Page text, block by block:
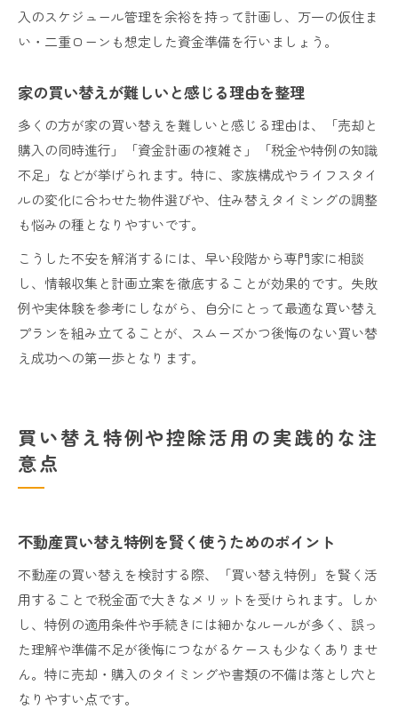
入のスケジュール管理を余裕を持って計画し、万一の仮住ま
い・二重ローンも想定した資金準備を行いましょう。
家の買い替えが難しいと感じる理由を整理
多くの方が家の買い替えを難しいと感じる理由は、「売却と
購入の同時進行」「資金計画の複雑さ」「税金や特例の知識
不足」などが挙げられます。特に、家族構成やライフスタイ
ルの変化に合わせた物件選びや、住み替えタイミングの調整
も悩みの種となりやすいです。
こうした不安を解消するには、早い段階から専門家に相談
し、情報収集と計画立案を徹底することが効果的です。失敗
例や実体験を参考にしながら、自分にとって最適な買い替え
プランを組み立てることが、スムーズかつ後悔のない買い替
え成功への第一歩となります。
買い替え特例や控除活用の実践的な注
意点
不動産買い替え特例を賢く使うためのポイント
不動産の買い替えを検討する際、「買い替え特例」を賢く活
用することで税金面で大きなメリットを受けられます。しか
し、特例の適用条件や手続きには細かなルールが多く、誤っ
た理解や準備不足が後悔につながるケースも少なくありませ
ん。特に売却・購入のタイミングや書類の不備は落とし穴と
なりやすい点です。